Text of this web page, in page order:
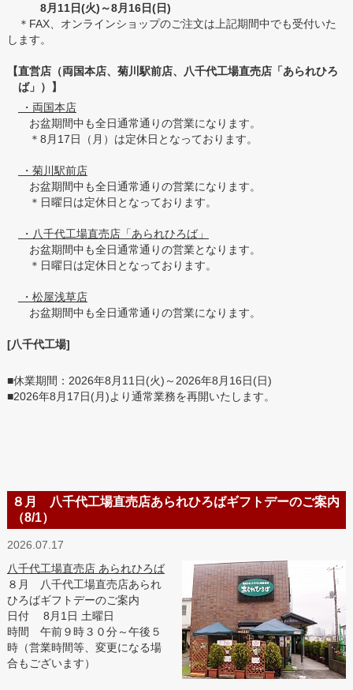
8月11日(火)～8月16日(日)
＊FAX、オンラインショップのご注文は上記期間中でも受付いた
します。
【直営店（両国本店、菊川駅前店、八千代工場直売店「あられひろ
ば」）】
・両国本店
お盆期間中も全日通常通りの営業になります。
＊8月17日（月）は定休日となっております。
・菊川駅前店
お盆期間中も全日通常通りの営業になります。
＊日曜日は定休日となっております。
・八千代工場直売店「あられひろば」
お盆期間中も全日通常通りの営業となります。
＊日曜日は定休日となっております。
・松屋浅草店
お盆期間中も全日通常通りの営業になります。
[八千代工場]
■休業期間：2026年8月11日(火)～2026年8月16日(日)
■2026年8月17日(月)より通常業務を再開いたします。
８月 八千代工場直売店あられひろばギフトデーのご案内
（8/1）
2026.07.17
八千代工場直売店 あられひろば
８月 八千代工場直売店あられ
ひろばギフトデーのご案内
日付 8月1日 土曜日
時間 午前９時３０分～午後５
時（営業時間等、変更になる場
合もございます）